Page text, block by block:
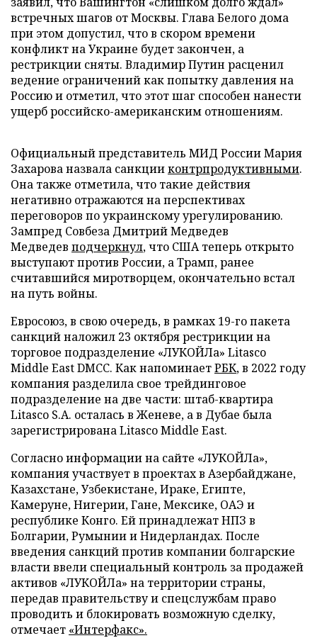
встречных шагов от Москвы. Глава Белого дома
при этом допустил, что в скором времени
конфликт на Украине будет закончен, а
рестрикции сняты. Владимир Путин расценил
ведение ограничений как попытку давления на
Россию и отметил, что этот шаг способен нанести
ущерб российско-американским отношениям.
Официальный представитель МИД России Мария
Захарова назвала санкцииконтрпродуктивными.
Она также отметила, что такие действия
негативно отражаются на перспективах
переговоров по украинскому урегулированию.
Зампред Совбеза Дмитрий Медведев
Медведев подчеркнул, что США теперь открыто
выступают против России, а Трамп, ранее
считавшийся миротворцем, окончательно встал
на путь войны.
Евросоюз, в свою очередь, в рамках 19-го пакета
санкций наложил 23 октября рестрикции на
торговое подразделение «ЛУКОЙЛа» Litasco
Middle East DMCC. Как напоминаетРБК, в 2022 году
компания разделила свое трейдинговое
подразделение на две части: штаб-квартира
Litasco S.A. осталась в Женеве, а в Дубае была
зарегистрирована Litasco Middle East.
Согласно информации на сайте «ЛУКОЙЛа»,
компания участвует в проектах в Азербайджане,
Казахстане, Узбекистане, Ираке, Египте,
Камеруне, Нигерии, Гане, Мексике, ОАЭ и
республике Конго. Ей принадлежат НПЗ в
Болгарии, Румынии и Нидерландах. После
введения санкций против компании болгарские
власти ввели специальный контроль за продажей
активов «ЛУКОЙЛа» на территории страны,
передав правительству и спецслужбам право
проводить и блокировать возможную сделку,
отмечает «Интерфакс».